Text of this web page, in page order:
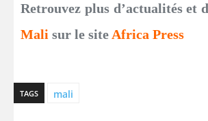
Retrouvez plus d’actualités et
Mali sur le siteAfrica Press
TAGS mali